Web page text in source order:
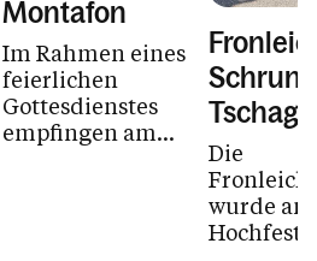
Montafon
Im Rahmen eines
feierlichen
Gottesdienstes
empfingen am
Die
wurde am
Hochfest